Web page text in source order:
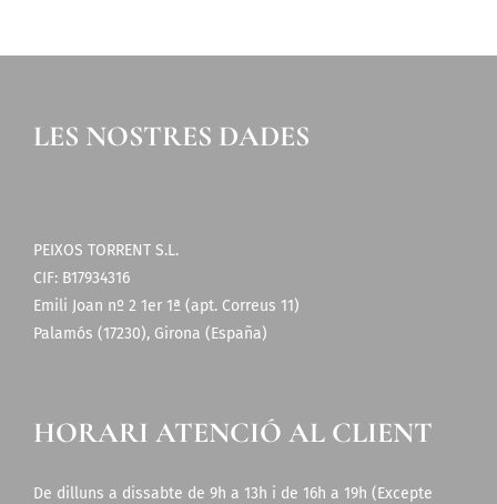
LES NOSTRES DADES
PEIXOS TORRENT S.L.
CIF: B17934316
Emili Joan nº 2 1er 1ª (apt. Correus 11)
Palamós (17230), Girona (España)
HORARI ATENCIÓ AL CLIENT
De dilluns a dissabte de 9h a 13h i de 16h a 19h (Excepte